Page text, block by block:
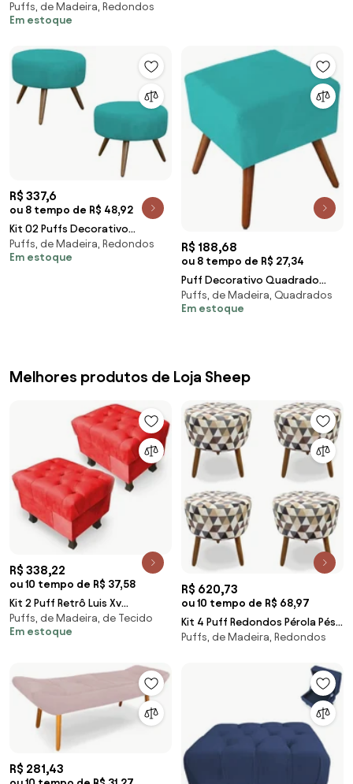
Redondo Pés Palito Couro
Preto G58 - Gran Belo
Puffs, de Madeira, Redondos
Em estoque
R$ 337,6
ou 8 tempo de R$ 48,92
Kit 02 Puffs Decorativo
Redondo Pés Palito Danny
Suede Azul Tiffany
Puffs, de Madeira, Redondos
Em estoque
R$ 188,68
ou 8 tempo de R$ 27,34
Puff Decorativo Quadrado
Malu com Pés Palito Suede Azul
Tiffany
Puffs, de Madeira, Quadrados
Em estoque
Melhores produtos de Loja Sheep
R$ 338,22
ou 10 tempo de R$ 37,58
Kit 2 Puff Retrô Luis Xv
Capitonê Suede Vermelho -
Sheep Estofados - Vermelho
Puffs, de Madeira, de Tecido
Em estoque
R$ 620,73
ou 10 tempo de R$ 68,97
Kit 4 Puff Redondos Pérola Pés
Palito Suede Estampado -
Puffs, de Madeira, Redondos
R$ 281,43